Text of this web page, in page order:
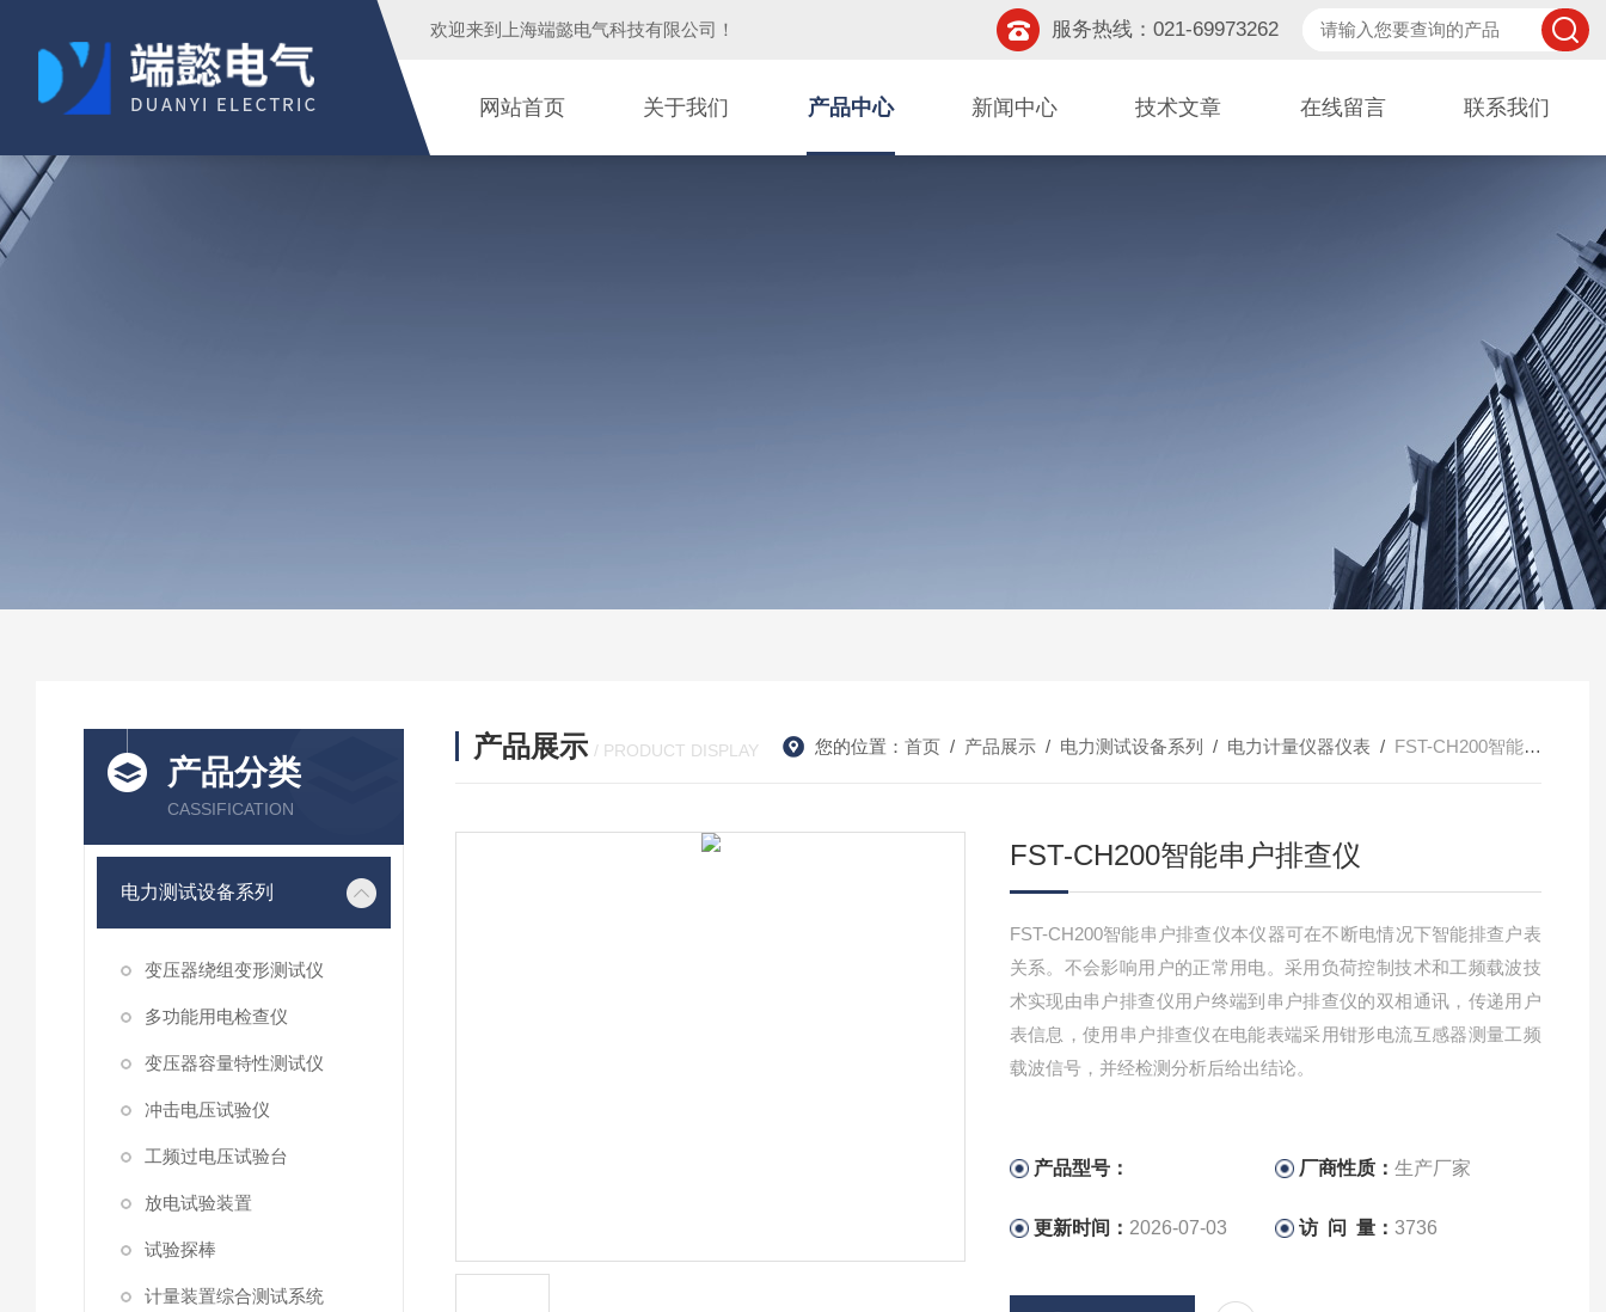
欢迎来到 上海端懿电气科技有限公司 ！ 服务热线：021-69973262
网站首页 关于我们 产品中心 新闻中心 技术文章 在线留言 联系我们
产品分类
CASSIFICATION
电力测试设备系列
变压器绕组变形测试仪
多功能用电检查仪
变压器容量特性测试仪
冲击电压试验仪
工频过电压试验台
放电试验装置
试验探棒
计量装置综合测试系统
产品展示 / PRODUCT DISPLAY 您的位置： 首页/ 产品展示/ 电力测试设备系列 / 电力计量仪器仪表 / FST-CH200智能串户排查仪
FST-CH200智能串户排查仪
FST-CH200智能串户排查仪本仪器可在不断电情况下智能排查户表
关系。不会影响用户的正常用电。采用负荷控制技术和工频载波技
术实现由串户排查仪用户终端到串户排查仪的双相通讯，传递用户
表信息，使用串户排查仪在电能表端采用钳形电流互感器测量工频
载波信号，并经检测分析后给出结论。
产品型号： 厂商性质：生产厂家
更新时间： 2026-07-03 访 问 量：3736